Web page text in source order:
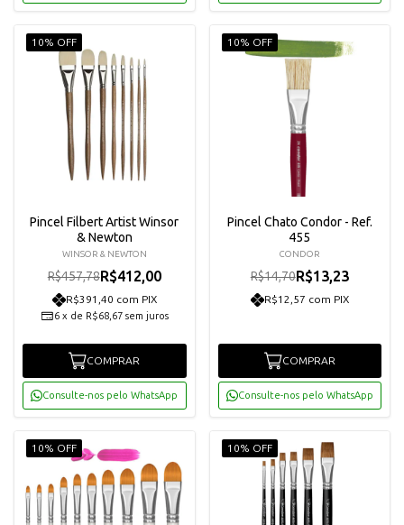
10% OFF
Pincel Filbert Artist Winsor
& Newton
WINSOR & NEWTON
R$457,78R$412,00
R$391,40 com PIX
6 x de R$68,67 sem juros
COMPRAR
Consulte-nos pelo WhatsApp
10% OFF
Pincel Chato Condor - Ref.
455
CONDOR
R$14,70R$13,23
R$12,57 com PIX
COMPRAR
Consulte-nos pelo WhatsApp
10% OFF 10% OFF